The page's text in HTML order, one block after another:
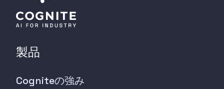
製品
Cogniteの強み